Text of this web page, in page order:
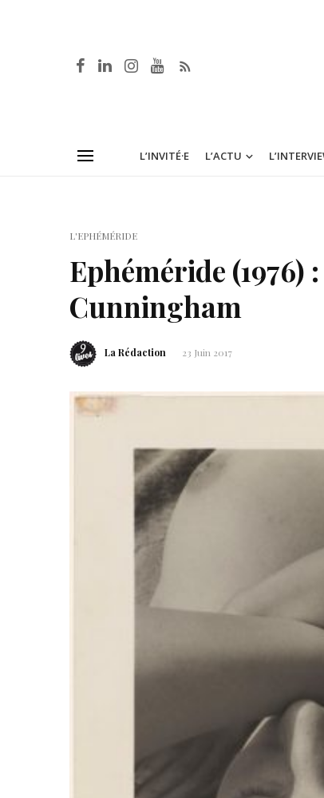
L’INVITÉ·E L’ACTU
L'EPHÉMÉRIDE
Ephéméride (1976)
Cunningham
La Rédaction 23 Juin 2017